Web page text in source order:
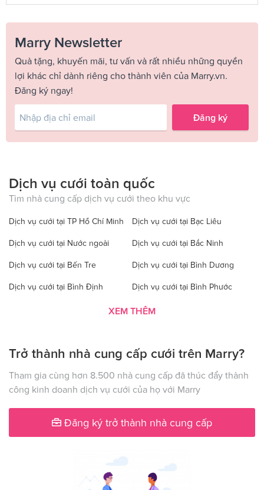
Marry Newsletter
Quà tặng, khuyến mãi, tư vấn và rất nhiều những quyền
lợi khác chỉ dành riêng cho thành viên của Marry.vn.
Đăng ký ngay!
Đăng ký
Dịch vụ cưới toàn quốc
Tìm nhà cung cấp dịch vụ cưới theo khu vực
Dịch vụ cưới tại TP Hồ Chí Minh Dịch vụ cưới tại Bạc Liêu
Dịch vụ cưới tại Nước ngoài Dịch vụ cưới tại Bắc Ninh
Dịch vụ cưới tại Bến Tre Dịch vụ cưới tại Bình Dương
Dịch vụ cưới tại Bình Định Dịch vụ cưới tại Bình Phước
Dịch vụ cưới tại Bình Thuận Dịch vụ cưới tại Cà Mau
Dịch vụ cưới tại Hà Nội Dịch vụ cưới tại Đăk Nông
Dịch vụ cưới tại Điện Biên Dịch vụ cưới tại Đồng Nai
Dịch vụ cưới tại Đồng Tháp Dịch vụ cưới tại Gia Lai
Dịch vụ cưới tại Hà Giang Dịch vụ cưới tại Hà Nam
Dịch vụ cưới tại Hà Tây Dịch vụ cưới tại Hà Tĩnh
Dịch vụ cưới tại Hậu Giang Dịch vụ cưới tại Hòa Bình
XEM THÊM
Trở thành nhà cung cấp cưới trên Marry?
Tham gia cùng hơn 8.500 nhà cung cấp đã thúc đẩy thành
công kinh doanh dịch vụ cưới của họ với Marry
Đăng ký trở thành nhà cung cấp